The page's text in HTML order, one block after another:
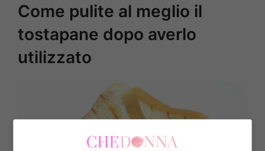
Come pulite al meglio il
tostapane dopo averlo
utilizzato